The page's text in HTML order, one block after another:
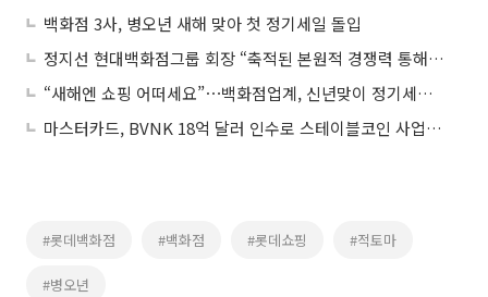
백화점 3사, 병오년 새해 맞아 첫 정기세일 돌입
정지선 현대백화점그룹 회장 “축적된 본원적 경쟁력 통해 지속 성장”
“새해엔 쇼핑 어떠세요”⋯백화점업계, 신년맞이 정기세일 돌입
마스터카드, BVNK 18억 달러 인수로 스테이블코인 사업 본격 확장
#롯데백화점 #백화점 #롯데쇼핑 #적토마
#병오년